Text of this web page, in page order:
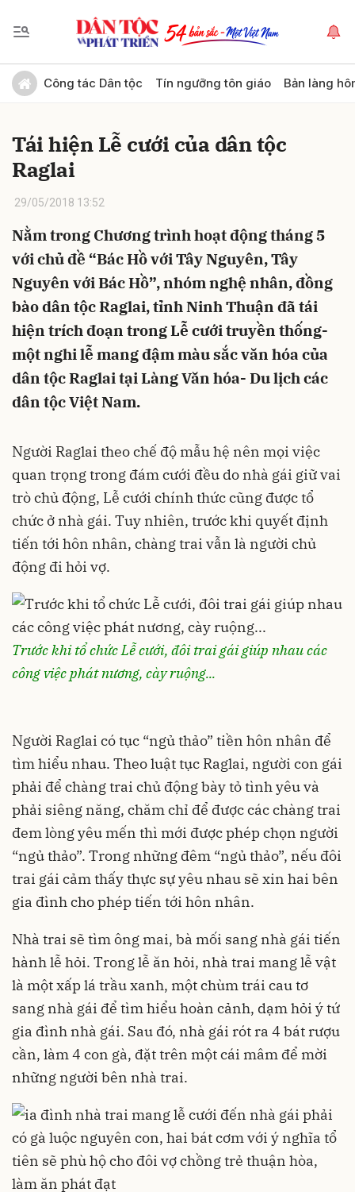
Công tác Dân tộc Tín ngưỡng tôn giáo Bản làng
Tái hiện Lễ cưới của dân tộc
Raglai
29/05/2018 13:52
Nằm trong Chương trình hoạt động tháng 5
với chủ đề “Bác Hồ với Tây Nguyên, Tây
Nguyên với Bác Hồ”, nhóm nghệ nhân, đồng
bào dân tộc Raglai, tỉnh Ninh Thuận đã tái
hiện trích đoạn trong Lễ cưới truyền thống-
một nghi lễ mang đậm màu sắc văn hóa của
dân tộc Raglai tại Làng Văn hóa- Du lịch các
dân tộc Việt Nam.
Người Raglai theo chế độ mẫu hệ nên mọi việc
quan trọng trong đám cưới đều do nhà gái giữ vai
trò chủ động, Lễ cưới chính thức cũng được tổ
chức ở nhà gái. Tuy nhiên, trước khi quyết định
tiến tới hôn nhân, chàng trai vẫn là người chủ
động đi hỏi vợ.
Trước khi tổ chức Lễ cưới, đôi trai gái giúp nhau các
công việc phát nương, cày ruộng...
Người Raglai có tục “ngủ thảo” tiền hôn nhân để
tìm hiểu nhau. Theo luật tục Raglai, người con gái
phải để chàng trai chủ động bày tỏ tình yêu và
phải siêng năng, chăm chỉ để được các chàng trai
đem lòng yêu mến thì mới được phép chọn người
“ngủ thảo”. Trong những đêm “ngủ thảo”, nếu đôi
trai gái cảm thấy thực sự yêu nhau sẽ xin hai bên
gia đình cho phép tiến tới hôn nhân.
Nhà trai sẽ tìm ông mai, bà mối sang nhà gái tiến
hành lễ hỏi. Trong lễ ăn hỏi, nhà trai mang lễ vật
là một xấp lá trầu xanh, một chùm trái cau tơ
sang nhà gái để tìm hiểu hoàn cảnh, dạm hỏi ý tứ
gia đình nhà gái. Sau đó, nhà gái rót ra 4 bát rượu
cần, làm 4 con gà, đặt trên một cái mâm để mời
những người bên nhà trai.
Gửi bình luận
Hủy Gửi